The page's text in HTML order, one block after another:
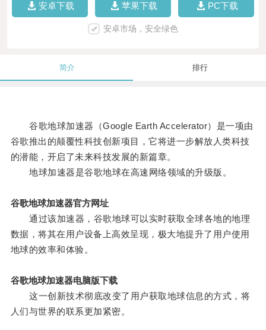
安卓下载 苹果下载 PC下载
安卓市场，安全绿色
简介 排行
谷歌地球加速器（Google Earth Accelerator）是一项由
谷歌推出的颠覆性科技创新项目，它将进一步解放人类科技
的潜能，开启了未来科技发展的新篇章。
地球加速器是谷歌地球在高速网络领域的升级版。
谷歌地球加速器官方网址
通过该加速器，谷歌地球可以实时获取全球各地的地理
数据，将其在用户设备上高效呈现，极大地提升了用户使用
地球的效率和体验。
谷歌地球加速器电脑版下载
这一创新技术彻底改变了用户获取地球信息的方式，将
人们与世界的联系更加紧密。